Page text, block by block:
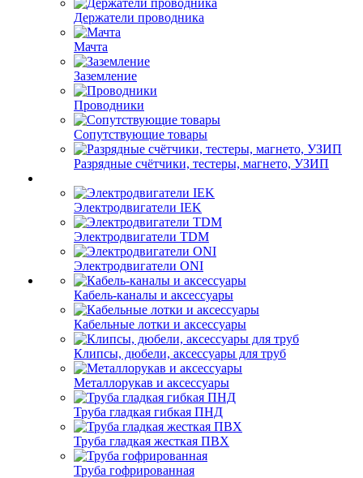
Держатели проводника
Мачта
Заземление
Проводники
Сопутствующие товары
Разрядные счётчики, тестеры, магнето, УЗИП
Электродвигатели IEK
Электродвигатели TDM
Электродвигатели ONI
Кабель-каналы и аксессуары
Кабельные лотки и аксессуары
Клипсы, дюбели, аксессуары для труб
Металлорукав и аксессуары
Труба гладкая гибкая ПНД
Труба гладкая жесткая ПВХ
Труба гофрированная